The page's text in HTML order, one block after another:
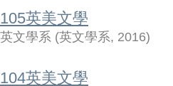
105英美文學
英文學系 (英文學系, 2016)
104英美文學